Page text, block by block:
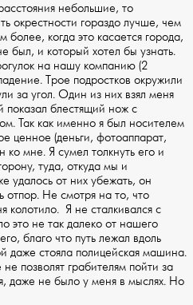
небольшие, то
окрестности гораздо лучше, чем
когда это касается города,
был, и который хотел бы узнать.
на нашу компанию (2
Трое подростков окружили
за угол. Один из них взял меня
показал блестящий нож с
Так как именно я был носителем
ценное (деньги, фотоаппарат,
мне. Я сумел толкнуть его и
туда, откуда мы и
от них убежать, он
отпор. Не смотря на то, что
колотило. Я не сталкивался с
это не так далеко от нашего
благо что путь лежал вдоль
даже стояла полицейская машина.
позволят грабителям пойти за
даже не было у меня в мыслях. Но